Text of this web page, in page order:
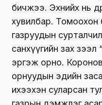
бичжээ. Эхнийх нь
хувилбар. Томоохон
газруудын
санхүүгийн зах
эргэж орно.
орнуудын эдийн
ихээхэн суларсан